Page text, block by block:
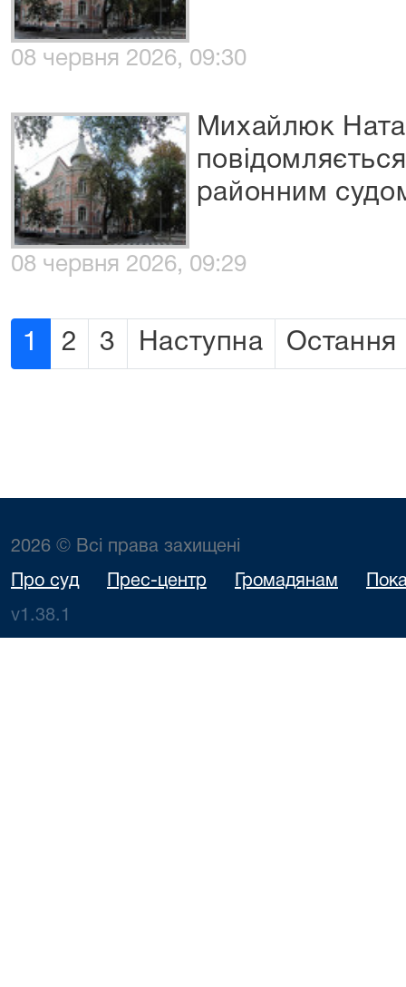
08 червня 2026, 09:30
Михайлюк
районним
08 червня 2026, 09:29
1 2 3 Наступна Остання
2026 © Всі права захищені
Про суд Прес-центр Громадянам
v1.38.1